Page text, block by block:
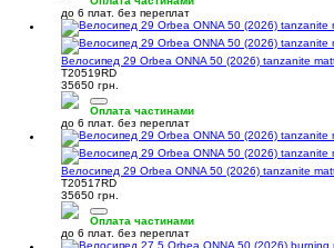
до 6 плат. без переплат
Велосипед 29 Orbea ONNA 50 (2026) tanzanite matt
T20519RD
35650 грн.
Оплата частинами
до 6 плат. без переплат
Велосипед 29 Orbea ONNA 50 (2026) tanzanite
T20517RD
35650 грн.
Оплата частинами
до 6 плат. без переплат